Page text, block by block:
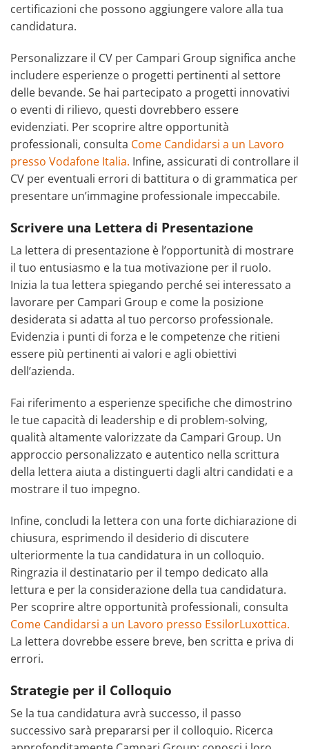
certificazioni che possono aggiungere valore alla tua
candidatura.
Personalizzare il CV per Campari Group significa anche
includere esperienze o progetti pertinenti al settore
delle bevande. Se hai partecipato a progetti innovativi
o eventi di rilievo, questi dovrebbero essere
evidenziati. Per scoprire altre opportunità
professionali, consulta Come Candidarsi a un Lavoro
presso Vodafone Italia. Infine, assicurati di controllare il
CV per eventuali errori di battitura o di grammatica per
presentare un’immagine professionale impeccabile.
Scrivere una Lettera di Presentazione
La lettera di presentazione è l’opportunità di mostrare
il tuo entusiasmo e la tua motivazione per il ruolo.
Inizia la tua lettera spiegando perché sei interessato a
lavorare per Campari Group e come la posizione
desiderata si adatta al tuo percorso professionale.
Evidenzia i punti di forza e le competenze che ritieni
essere più pertinenti ai valori e agli obiettivi
dell’azienda.
Fai riferimento a esperienze specifiche che dimostrino
le tue capacità di leadership e di problem-solving,
qualità altamente valorizzate da Campari Group. Un
approccio personalizzato e autentico nella scrittura
della lettera aiuta a distinguerti dagli altri candidati e a
mostrare il tuo impegno.
Infine, concludi la lettera con una forte dichiarazione di
chiusura, esprimendo il desiderio di discutere
ulteriormente la tua candidatura in un colloquio.
Ringrazia il destinatario per il tempo dedicato alla
lettura e per la considerazione della tua candidatura.
Per scoprire altre opportunità professionali, consulta
Come Candidarsi a un Lavoro presso EssilorLuxottica.
La lettera dovrebbe essere breve, ben scritta e priva di
errori.
Strategie per il Colloquio
Se la tua candidatura avrà successo, il passo
successivo sarà prepararsi per il colloquio. Ricerca